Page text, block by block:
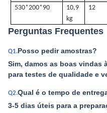
530*200*90
10,9
kg
12
Perguntas Frequentes
Q1.Posso pedir amostras?
Sim, damos as boas vindas
para testes de qualidade e
Q2.Qual é o tempo de
3-5 dias úteis para a